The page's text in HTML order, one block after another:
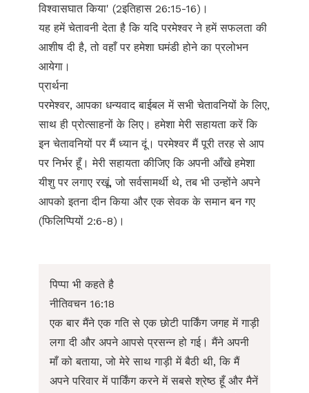
विश्वासघात किया' (2इतिहास 26:15-16)।
यह हमें चेतावनी देता है कि यदि परमेश्वर ने हमें सफलता की
आशीष दी है, तो वहाँ पर हमेशा घमंडी होने का प्रलोभन
आयेगा।
प्रार्थना
परमेश्वर, आपका धन्यवाद बाईबल में सभी चेतावनियों के लिए,
साथ ही प्रोत्साहनों के लिए। हमेशा मेरी सहायता करें कि
इन चेतावनियों पर मैं ध्यान दूं। परमेश्वर मैं पूरी तरह से आप
पर निर्भर हूँ। मेरी सहायता कीजिए कि अपनी आँखे हमेशा
यीशु पर लगाए रखूं, जो सर्वसामर्थी थे, तब भी उन्होंने अपने
आपको इतना दीन किया और एक सेवक के समान बन गए
(फिलिप्पियों 2:6-8)।
पिप्पा भी कहते है
नीतिवचन 16:18
एक बार मैंने एक गति से एक छोटी पार्किंग जगह में गाड़ी
लगा दी और अपने आपसे प्रसन्न हो गई। मैंने अपनी
माँ को बताया, जो मेरे साथ गाड़ी में बैठी थी, कि मैं
अपने परिवार में पार्किंग करने में सबसे श्रेष्ठ हूँ और मैनें